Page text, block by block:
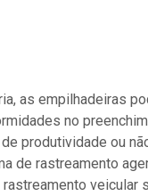
as empilhadeiras
no
produtividade ou
de rastreamento
rastreamento